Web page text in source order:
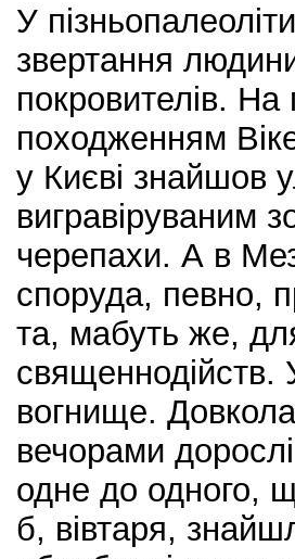
У
звертання
покровителів. На
походженням
у Києві знайшов
вигравіруваним
черепахи. А в
споруда, певно,
та, мабуть же,
священнодійств.
вогнище.
вечорами
одне до одного,
б, вівтаря,